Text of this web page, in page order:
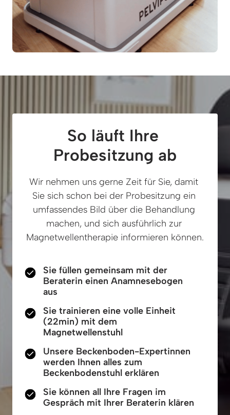
So läuft Ihre
Probesitzung ab
Wir nehmen uns gerne Zeit für Sie, damit
Sie sich schon bei der Probesitzung ein
umfassendes Bild über die Behandlung
machen, und sich ausführlich zur
Magnetwellentherapie informieren können.
Sie füllen gemeinsam mit der
Beraterin einen Anamnesebogen
aus
Sie trainieren eine volle Einheit
(22min) mit dem
Magnetwellenstuhl
Unsere Beckenboden-Expertinnen
werden Ihnen alles zum
Beckenbodenstuhl erklären
Sie können all Ihre Fragen im
Gespräch mit Ihrer Beraterin klären